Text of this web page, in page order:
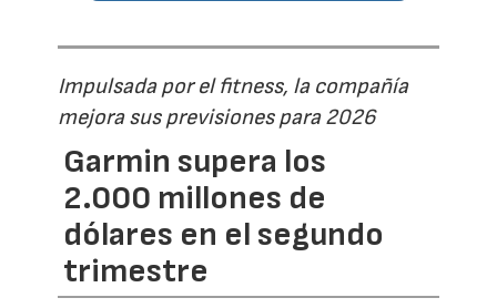
Impulsada por el fitness, la compañía
mejora sus previsiones para 2026
Garmin supera los
2.000 millones de
dólares en el segundo
trimestre